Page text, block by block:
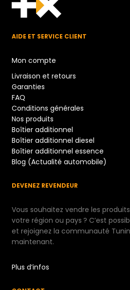
AIDE ET SERVICE CLIENT
Mon compte
Livraison et retours
Garanties
FAQ
Conditions générales
Nos produits
Boîtier additionnel
Boîtier additionnel diesel
Boîtier additionnel essence
Blog (Actualité automobile)
DEVENEZ REVENDEUR
Vous souhaitez vendre les
votre région ou pays ? C’est
et rejoignez la communauté
maintenant.
Plus d’infos